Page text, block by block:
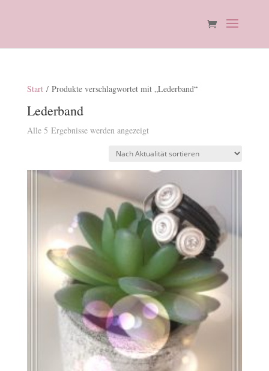
Start/ Produkte verschlagwortet mit „Lederband“
Lederband
Alle 5 Ergebnisse werden angezeigtNach
sortiert